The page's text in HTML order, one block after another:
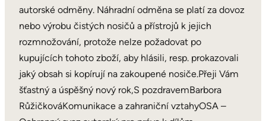
autorské odměny. Náhradní odměna se platí za dovoz
nebo výrobu čistých nosičů a přístrojů k jejich
rozmnožování, protože nelze požadovat po
kupujících tohoto zboží, aby hlásili, resp. prokazovali
jaký obsah si kopírují na zakoupené nosiče.Přeji Vám
šťastný a úspěšný nový rok,S pozdravemBarbora
RůžičkováKomunikace a zahraniční vztahyOSA –